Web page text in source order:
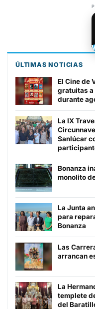
ÚLTIMAS NOTICIAS
El Cine de
gratuitas a
durante
La IX
Sanlúcar
Bonanza
monolito
La Junta
para
Bonanza
Las
arrancan
La
templete
del